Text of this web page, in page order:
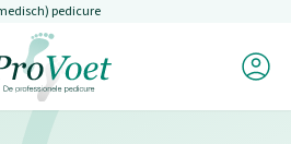
gaanpedicure
naar de homepagina
Mijn